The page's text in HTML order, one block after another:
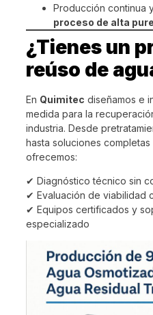
Producción continua
proceso de alta
¿Tienes un
reúso de
En Quimitec diseñamos e
medida para la
industria. Desde
hasta soluciones completas
ofrecemos:
✔ Diagnóstico técnico sin
✔ Evaluación de viabilidad
✔ Equipos certificados y
especializado